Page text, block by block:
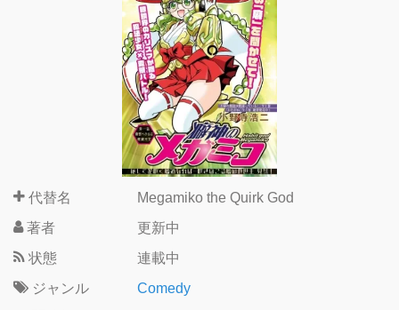
代替名
Megamiko the Quirk God
著者
更新中
状態
連載中
ジャンル
Comedy